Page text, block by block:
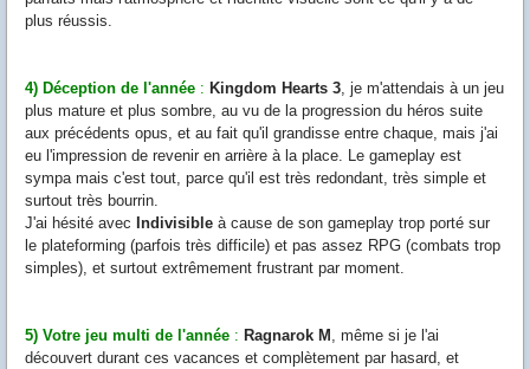
plus réussis.
4) Déception de l'année : Kingdom Hearts 3 , je m'attendais à un jeu
plus mature et plus sombre, au vu de la progression du héros suite
aux précédents opus, et au fait qu'il grandisse entre chaque, mais j'ai
eu l'impression de revenir en arrière à la place. Le gameplay est
sympa mais c'est tout, parce qu'il est très redondant, très simple et
surtout très bourrin.
J'ai hésité avec Indivisible à cause de son gameplay trop porté sur
le plateforming (parfois très difficile) et pas assez RPG (combats trop
simples), et surtout extrêmement frustrant par moment.
5) Votre jeu multi de l'année : Ragnarok M , même si je l'ai
découvert durant ces vacances et complètement par hasard, et